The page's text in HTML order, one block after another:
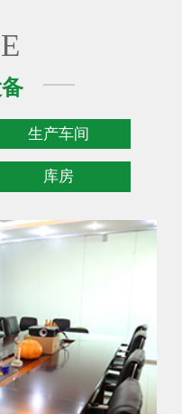
生产车间
库房